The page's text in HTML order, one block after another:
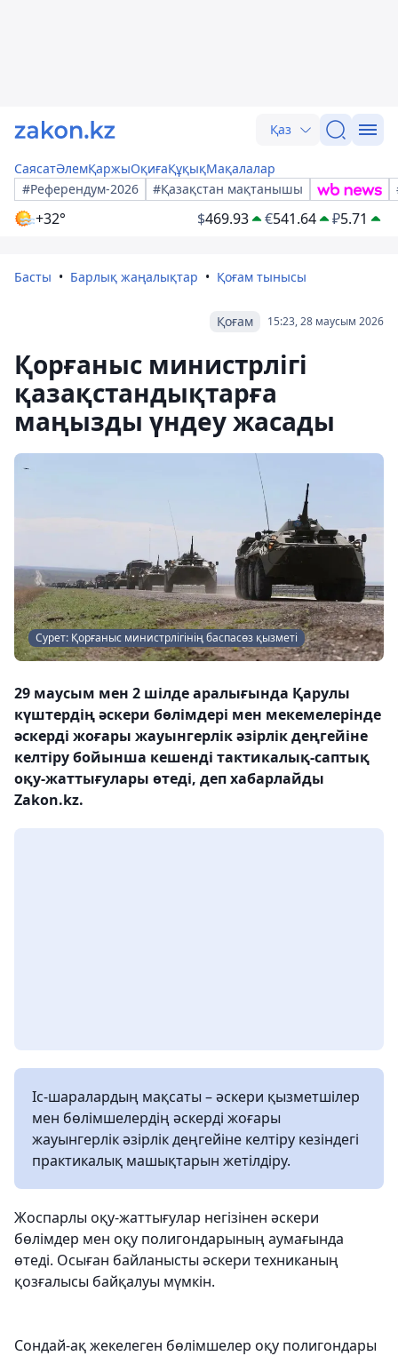
Қаз
СаясатӘлемҚаржыОқиғаҚұқықМақалалар
#Референдум-2026
#Қазақстан мақтанышы
+32° $469.93 €541.64 ₽5.71
Басты Барлық жаңалықтар Қоғам тынысы
15:23, 28 маусым 2026
Қоғам
Қорғаныс министрлігі
қазақстандықтарға
маңызды үндеу жасады
Сурет: Қорғаныс министрлігінің баспасөз қызметі
29 маусым мен 2 шілде аралығында Қарулы
күштердің әскери бөлімдері мен мекемелерінде
әскерді жоғары жауынгерлік әзірлік деңгейіне
келтіру бойынша кешенді тактикалық-саптық
оқу-жаттығулары өтеді, деп хабарлайды
Zakon.kz.
Іс-шаралардың мақсаты – әскери қызметшілер
мен бөлімшелердің әскерді жоғары
жауынгерлік әзірлік деңгейіне келтіру кезіндегі
практикалық машықтарын жетілдіру.
Жоспарлы оқу-жаттығулар негізінен әскери
бөлімдер мен оқу полигондарының аумағында
өтеді. Осыған байланысты әскери техниканың
қозғалысы байқалуы мүмкін.
Сондай-ақ жекелеген бөлімшелер оқу полигондары